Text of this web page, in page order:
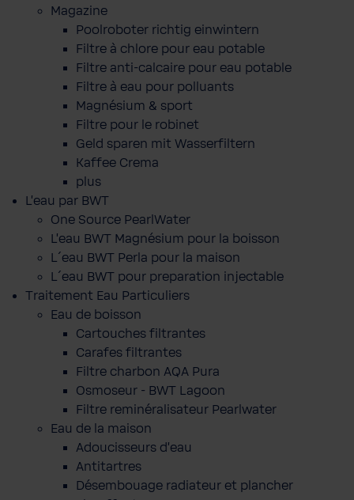
Magazine
Poolroboter richtig einwintern
Filtre à chlore pour eau potable
Filtre anti-calcaire pour eau potable
Filtre à eau pour polluants
Magnésium & sport
Filtre pour le robinet
Geld sparen mit Wasserfiltern
Kaffee Crema
plus
L'eau par BWT
One Source PearlWater
L’eau BWT Magnésium pour la boisson
L´eau BWT Perla pour la maison
L´eau BWT pour preparation injectable
Traitement Eau Particuliers
Eau de boisson
Cartouches filtrantes
Carafes filtrantes
Filtre charbon AQA Pura
Osmoseur - BWT Lagoon
Filtre reminéralisateur Pearlwater
Eau de la maison
Adoucisseurs d'eau
Antitartres
Désembouage radiateur et plancher